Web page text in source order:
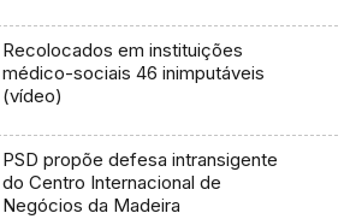
Recolocados em instituições
médico-sociais 46 inimputáveis
(vídeo)
PSD propõe defesa intransigente
do Centro Internacional de
Negócios da Madeira